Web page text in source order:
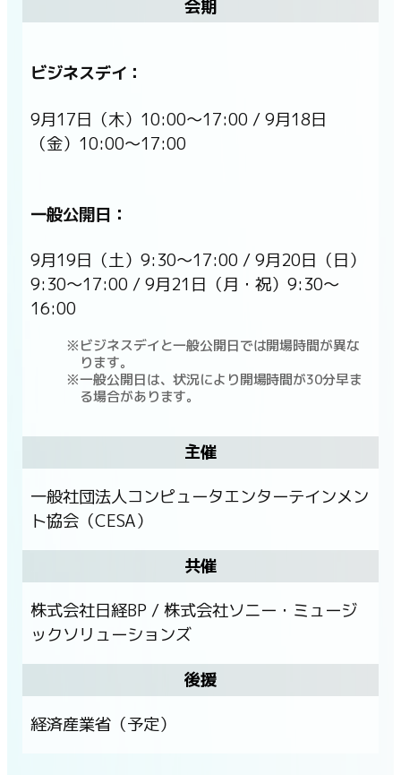
会期
ビジネスデイ：
9月17日（木）10:00〜17:00 / 9月18日
（金）10:00〜17:00
一般公開日：
9月19日（土）9:30〜17:00 / 9月20日（日）
9:30〜17:00 / 9月21日（月・祝）9:30〜
16:00
ビジネスデイと一般公開日では開場時間が異な
ります。
一般公開日は、状況により開場時間が30分早ま
る場合があります。
主催
一般社団法人コンピュータエンターテインメン
ト協会（CESA）
共催
株式会社日経BP / 株式会社ソニー・ミュージ
ックソリューションズ
後援
経済産業省（予定）